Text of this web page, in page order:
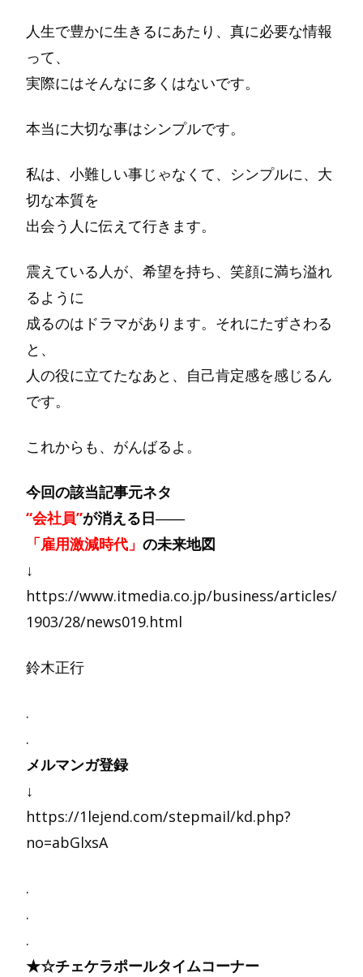
人生で豊かに生きるにあたり、真に必要な情報
って、
実際にはそんなに多くはないです。
本当に大切な事はシンプルです。
私は、小難しい事じゃなくて、シンプルに、大
切な本質を
出会う人に伝えて行きます。
震えている人が、希望を持ち、笑顔に満ち溢れ
るように
成るのはドラマがあります。それにたずさわる
と、
人の役に立てたなあと、自己肯定感を感じるん
です。
これからも、がんばるよ。
今回の該当記事元ネタ
“会社員”が消える日――
「雇用激減時代」 の未来地図
↓
https://www.itmedia.co.jp/business/articles/
1903/28/news019.html
鈴木正行
.
.
メルマンガ登録
↓
https://1lejend.com/stepmail/kd.php?
no=abGlxsA
.
.
.
★☆チェケラポールタイムコーナー